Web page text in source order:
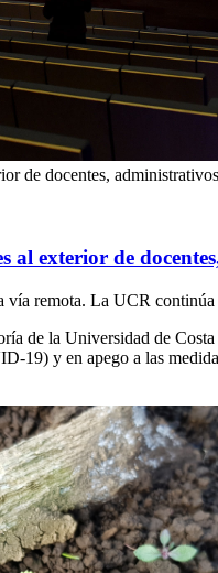
de docentes,
al exterior de
vía remota. La UCR
de la Universidad de
19) y en apego a las